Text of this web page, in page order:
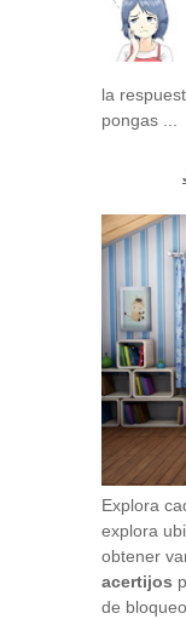
la
pongas ...
Explora
explora
obtener
acertijos
de